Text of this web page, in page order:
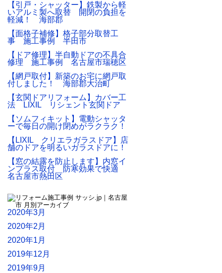
【引戸・シャッター】鉄製から軽
いアルミ製へ取替 開閉の負担を
軽減！ 海部郡
【面格子補修】格子部分取替工
事 施工事例 半田市
【ドア修理】半自動ドアの不具合
修理 施工事例 名古屋市瑞穂区
【網戸取付】新築のお宅に網戸取
付しました！ 海部郡大治町
【玄関ドアリフォーム】カバー工
法 LIXIL リシェント玄関ドア
【ソムフィキット】電動シャッタ
ーで毎日の開け閉めがラクラク！
【LIXIL クリエラガラスドア】店
舗のドアを明るいガラスドアに！
【窓の結露を防止します】内窓イ
ンプラス取付 防寒効果で快適
名古屋市熱田区
2020年3月
2020年2月
2020年1月
2019年12月
2019年9月